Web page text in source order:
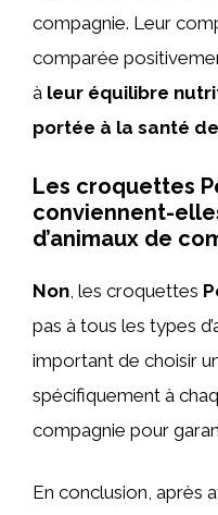
compagnie. Leur
comparée
à leur équilibre
portée à la santé
Les croquettes
conviennent-
d’animaux de
Non , les croquettes
pas à tous les types
important de choisir
spécifiquement à
compagnie pour
En conclusion, après